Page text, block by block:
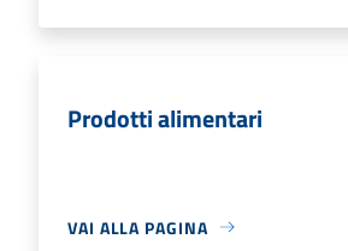
Prodotti alimentari
VAI ALLA PAGINA